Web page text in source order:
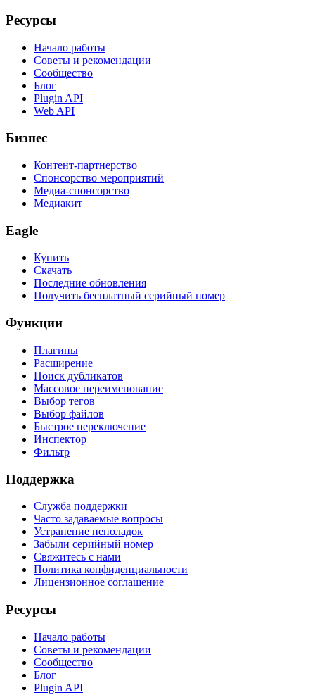
Ресурсы
Начало работы
Советы и рекомендации
Сообщество
Блог
Plugin API
Web API
Бизнес
Контент-партнерство
Спонсорство мероприятий
Медиа-спонсорство
Медиакит
Eagle
Купить
Скачать
Последние обновления
Получить бесплатный серийный номер
Функции
Плагины
Расширение
Поиск дубликатов
Массовое переименование
Выбор тегов
Выбор файлов
Быстрое переключение
Инспектор
Фильтр
Поддержка
Служба поддержки
Часто задаваемые вопросы
Устранение неполадок
Забыли серийный номер
Свяжитесь с нами
Политика конфиденциальности
Лицензионное соглашение
Ресурсы
Начало работы
Советы и рекомендации
Сообщество
Блог
Plugin API